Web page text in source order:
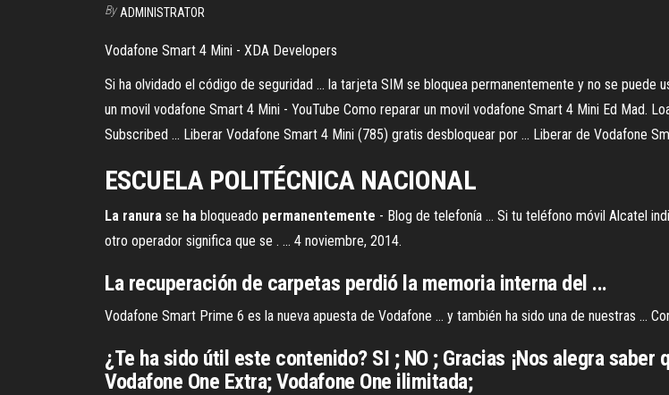
By ADMINISTRATOR
Vodafone Smart 4 Mini - XDA Developers
Si ha olvidado el código de seguridad ... la tarjeta SIM se bloquea permanentemente y no se puede
un movil vodafone Smart 4 Mini - YouTube Como reparar un movil vodafone Smart 4 Mini Ed Mad.
Subscribed ... Liberar Vodafone Smart 4 Mini (785) gratis desbloquear por ... Liberar de Vodafone
ESCUELA POLITÉCNICA NACIONAL
La ranura se ha bloqueado permanentemente - Blog de telefonía ... Si tu teléfono móvil Alcatel
otro operador significa que se . ... 4 noviembre, 2014.
La recuperación de carpetas perdió la memoria interna del ...
Vodafone Smart Prime 6 es la nueva apuesta de Vodafone ... y también ha sido una de nuestras ...
¿Te ha sido útil este contenido? SI ; NO ; Gracias ¡Nos alegra
Vodafone One Extra; Vodafone One ilimitada;